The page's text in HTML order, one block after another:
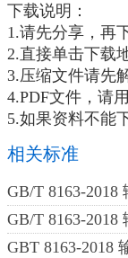
下载说明：
1.请先分享，再
2.直接单击下载
3.压缩文件请先
4.PDF文件，请
5.如果资料不能
相关标准
GB/T 8163-2018
GB/T 8163-2018
GBT 8163-2018